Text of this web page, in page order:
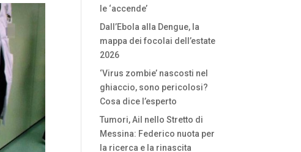
le ‘accende’
Dall’Ebola alla Dengue, la
mappa dei focolai dell’estate
2026
‘Virus zombie’ nascosti nel
ghiaccio, sono pericolosi?
Cosa dice l’esperto
Tumori, Ail nello Stretto di
Messina: Federico nuota per
la ricerca e la rinascita